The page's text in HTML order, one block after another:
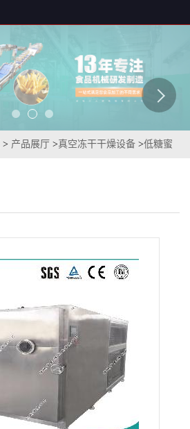
> 产品展厅 >真空冻干干燥设备 >低糖蜜